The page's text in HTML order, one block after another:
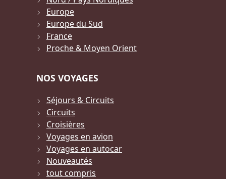
Europe
Europe du Sud
France
Proche & Moyen Orient
NOS VOYAGES
Séjours & Circuits
Circuits
Croisières
Voyages en avion
Voyages en autocar
Nouveautés
tout compris